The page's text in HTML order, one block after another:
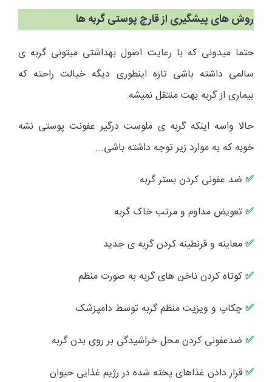
روش های پیشگیری از قارچ پوستی گربه ها
حتما میدونی که با رعایت اصول بهداشتی میتونی گربه ی
سالمی داشته باشی تازه اینطوری دیگه خیالت راحته که
بیماری از گربه بهت منتقل نمیشه.
حالا واسه اینکه گربه ی ملوست درگیر عفونت پوستی نشه
خوبه که به موارد زیر توجه داشته باشی...
✅ ضد عفونی کردن بستر گربه
✅ تعویض مداوم و مرتب خاک گربه
✅ معاینه و قرنطینه کردن گربه ی جدید
✅ کوتاه کردن ناخن های گربه به صورت منظم
✅ چکاپ و ویزیت منظم گربه توسط دامپزشک
✅ ضدعفونی کردن محل خراشیدگی بر روی بدن گربه
✅ قرار دادن غذاهای پخته شده در رژیم غذایی حیوان